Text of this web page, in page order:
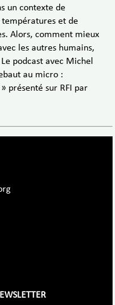
un contexte de
températures et de
Alors, comment mieux
les autres humains,
podcast avec Michel
au micro :
présenté sur RFI par